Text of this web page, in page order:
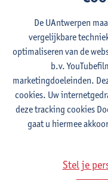
Verplichte
specialist
Leiderschap als regie
vaardigheden
1E
studiepunten
Lesgever(s):
Erik
Stijn
1E
studiepunten
De UAntwerpen
vergelijkbare
optimaliseren van de
b.v.
marketingdoeleinden.
cookies. Uw
deze tracking cookies
gaat u hiermee
Stel je